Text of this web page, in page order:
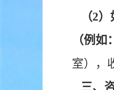
（2）
（例如
室），
三、